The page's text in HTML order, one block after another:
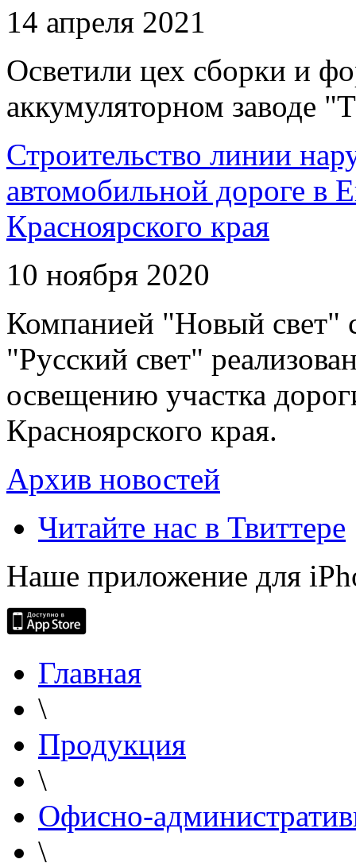
14 апреля 2021
Осветили цех сборки и
аккумуляторном заводе
Строительство линии
автомобильной дороге в
Красноярского края
10 ноября 2020
Компанией "Новый свет"
"Русский свет"
освещению участка
Красноярского края.
Архив новостей
Читайте нас в Твиттере
Наше приложение для
Главная
\
Продукция
\
Офисно-
\